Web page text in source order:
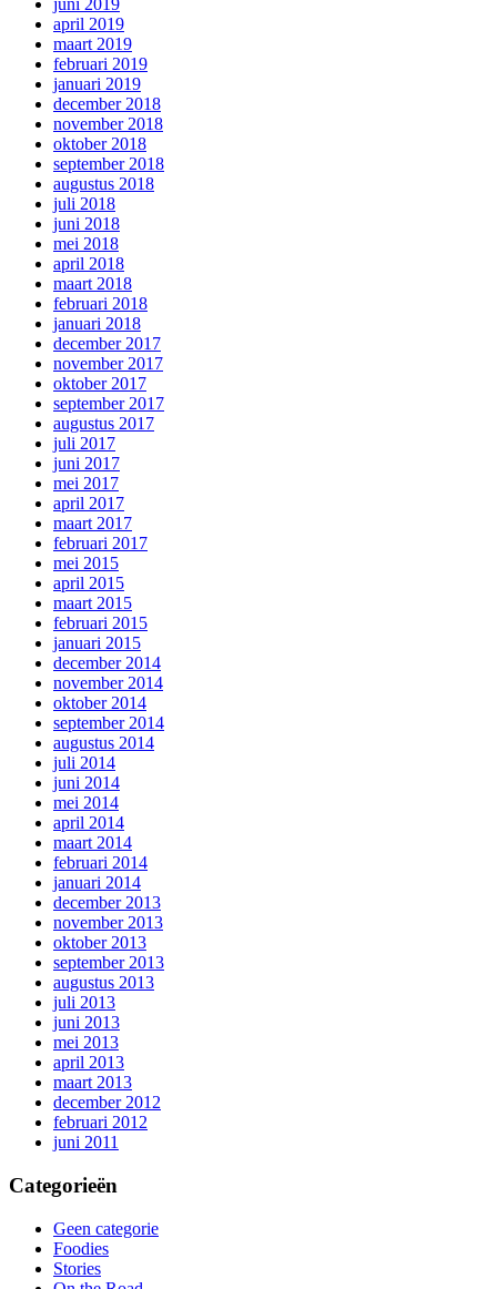
juni 2019
april 2019
maart 2019
februari 2019
januari 2019
december 2018
november 2018
oktober 2018
september 2018
augustus 2018
juli 2018
juni 2018
mei 2018
april 2018
maart 2018
februari 2018
januari 2018
december 2017
november 2017
oktober 2017
september 2017
augustus 2017
juli 2017
juni 2017
mei 2017
april 2017
maart 2017
februari 2017
mei 2015
april 2015
maart 2015
februari 2015
januari 2015
december 2014
november 2014
oktober 2014
september 2014
augustus 2014
juli 2014
juni 2014
mei 2014
april 2014
maart 2014
februari 2014
januari 2014
december 2013
november 2013
oktober 2013
september 2013
augustus 2013
juli 2013
juni 2013
mei 2013
april 2013
maart 2013
december 2012
februari 2012
juni 2011
Categorieën
Geen categorie
Foodies
Stories